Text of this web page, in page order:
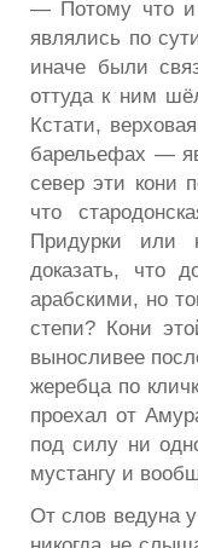
— Потому что и
являлись по
иначе были
оттуда к ним
Кстати,
барельефах —
север эти кони
что
Придурки или
доказать, что
арабскими, но
степи? Кони
выносливее
жеребца по
проехал от
под силу ни
мустангу и
От слов ведуна